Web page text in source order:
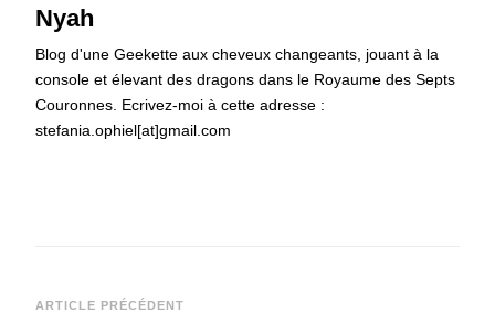
Nyah
Blog d'une Geekette aux cheveux changeants, jouant à la
console et élevant des dragons dans le Royaume des Septs
Couronnes. Ecrivez-moi à cette adresse :
stefania.ophiel[at]gmail.com
ARTICLE PRÉCÉDENT